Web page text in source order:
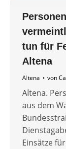
tun für
Altena
Altena von
Altena.
aus dem
Einsätze